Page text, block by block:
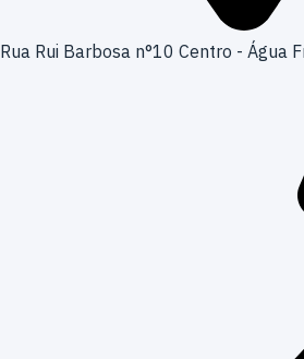
Rua Rui Barbosa n°10 Centro - Água